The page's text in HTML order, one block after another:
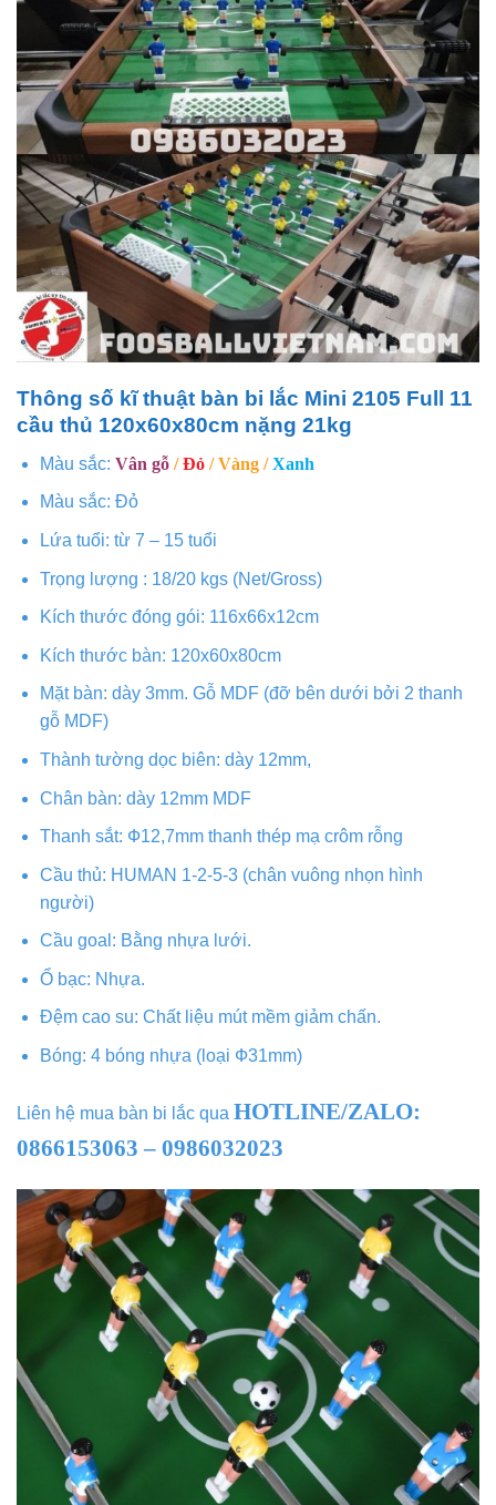
Thông số kĩ thuật bàn bi lắc Mini 2105 Full 11
cầu thủ 120x60x80cm nặng 21kg
Màu sắc: Vân gỗ/Đỏ/ Vàng /Xanh
Màu sắc: Đỏ
Lứa tuổi: từ 7 – 15 tuổi
Trọng lượng : 18/20 kgs (Net/Gross)
Kích thước đóng gói: 116x66x12cm
Kích thước bàn: 120x60x80cm
Mặt bàn: dày 3mm. Gỗ MDF (đỡ bên dưới bởi 2 thanh
gỗ MDF)
Thành tường dọc biên: dày 12mm,
Chân bàn: dày 12mm MDF
Thanh sắt: Ф12,7mm thanh thép mạ crôm rỗng
Cầu thủ: HUMAN 1-2-5-3 (chân vuông nhọn hình
người)
Cầu goal: Bằng nhựa lưới.
Ổ bạc: Nhựa.
Đệm cao su: Chất liệu mút mềm giảm chấn.
Bóng: 4 bóng nhựa (loại Ф31mm)
Liên hệ mua bàn bi lắc qua HOTLINE/ZALO:
0866153063 – 0986032023